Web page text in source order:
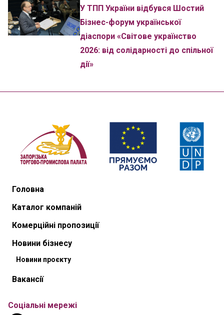
У ТПП України відбувся Шостий
Бізнес-форум української
діаспори «Світове українство
2026: від солідарності до спільної
дії»
Головна
Каталог компаній
Комерційні пропозиції
Новини бізнесу
Новини проєкту
Вакансії
Соціальні мережі